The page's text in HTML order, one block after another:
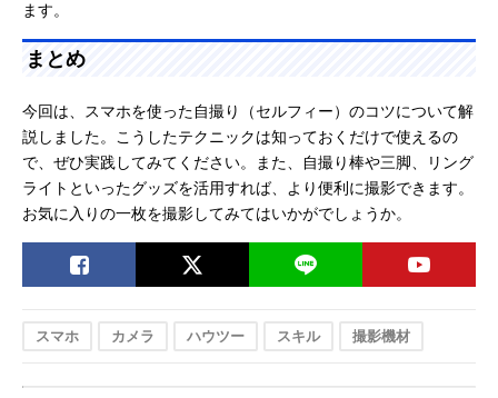
ます。
まとめ
今回は、スマホを使った自撮り（セルフィー）のコツについて解
説しました。こうしたテクニックは知っておくだけで使えるの
で、ぜひ実践してみてください。また、自撮り棒や三脚、リング
ライトといったグッズを活用すれば、より便利に撮影できます。
お気に入りの一枚を撮影してみてはいかがでしょうか。
スマホ カメラ ハウツー スキル 撮影機材